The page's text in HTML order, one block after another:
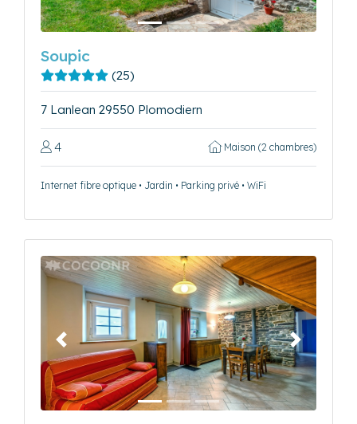
Soupic
(25)
7 Lanlean 29550 Plomodiern
4 Maison (2 chambres)
Internet fibre optique • Jardin • Parking privé • WiFi
Précédent Suivant